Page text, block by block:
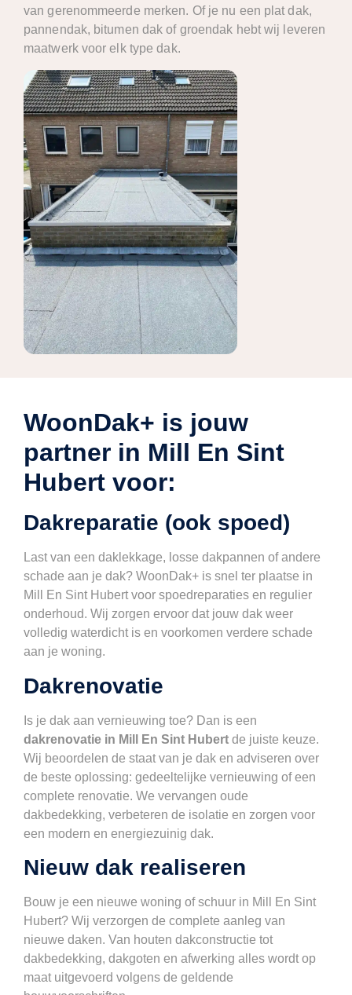
van gerenommeerde merken. Of je nu een plat dak,
pannendak, bitumen dak of groendak hebt wij leveren
maatwerk voor elk type dak.
WoonDak+ is jouw
partner in Mill En Sint
Hubert voor:
Dakreparatie (ook spoed)
Last van een daklekkage, losse dakpannen of andere
schade aan je dak? WoonDak+ is snel ter plaatse in
Mill En Sint Hubert voor spoedreparaties en regulier
onderhoud. Wij zorgen ervoor dat jouw dak weer
volledig waterdicht is en voorkomen verdere schade
aan je woning.
Dakrenovatie
Is je dak aan vernieuwing toe? Dan is een
dakrenovatie in Mill En Sint Hubert de juiste keuze.
Wij beoordelen de staat van je dak en adviseren over
de beste oplossing: gedeeltelijke vernieuwing of een
complete renovatie. We vervangen oude
dakbedekking, verbeteren de isolatie en zorgen voor
een modern en energiezuinig dak.
Nieuw dak realiseren
Bouw je een nieuwe woning of schuur in Mill En Sint
Hubert? Wij verzorgen de complete aanleg van
nieuwe daken. Van houten dakconstructie tot
dakbedekking, dakgoten en afwerking alles wordt op
maat uitgevoerd volgens de geldende